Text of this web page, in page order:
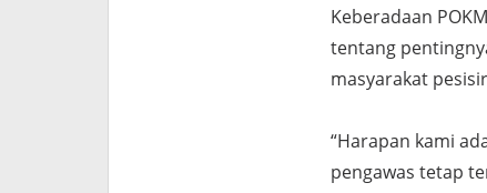
Keberadaan
tentang
masyarakat
“Harapan kami
pengawas tetap